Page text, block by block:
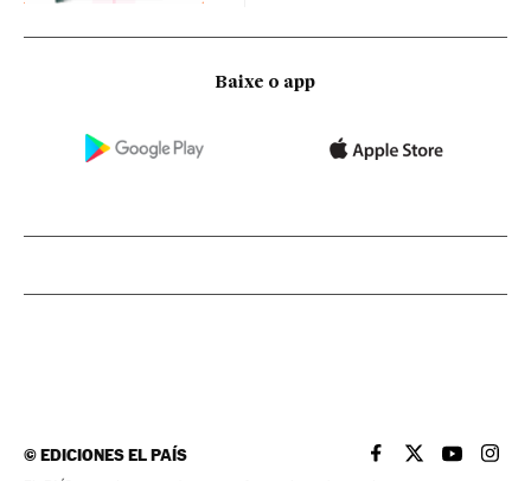
Baixe o app
©EDICIONES EL PAÍS EL PAÍS BRASIL EN
EL PAÍSEL PAÍS
EL